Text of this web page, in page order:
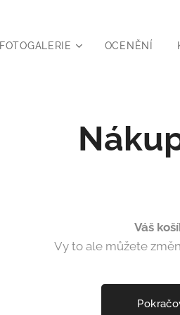
FOTOGALERIE OCENĚNÍ
Váš
Vy to ale můžete